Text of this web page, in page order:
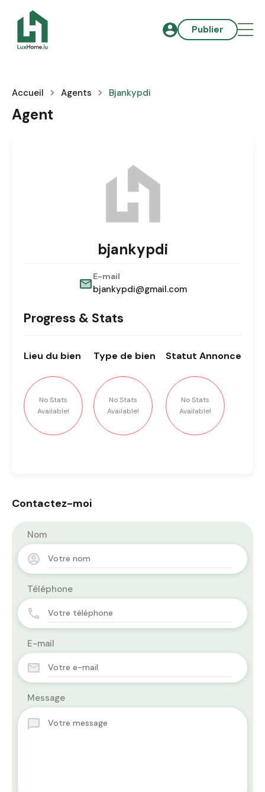
Publier
Accueil Agents Bjankypdi
Agent
bjankypdi
E-mail
bjankypdi@gmail.com
Progress & Stats
Lieu du bien
No Stats
Available!
Type de bien
No Stats
Available!
Statut Annonce
No Stats
Available!
Contactez-moi
Nom
Téléphone
E-mail
Message